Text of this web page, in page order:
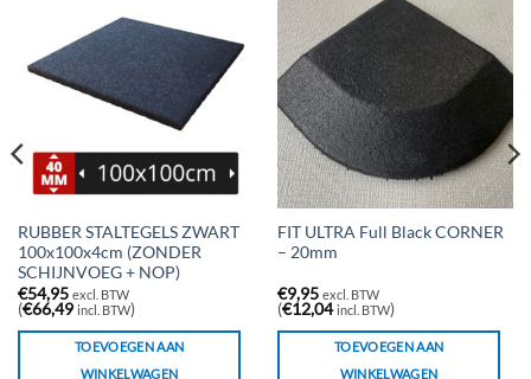
RUBBER STALTEGELS ZWART
100x100x4cm (ZONDER
SCHIJNVOEG + NOP)
€54,95 excl. BTW
(€66,49 incl. BTW)
TOEVOEGEN AAN
WINKELWAGEN
FIT ULTRA Full Black CORNER
– 20mm
€9,95 excl. BTW
(€12,04 incl. BTW)
TOEVOEGEN AAN
WINKELWAGEN